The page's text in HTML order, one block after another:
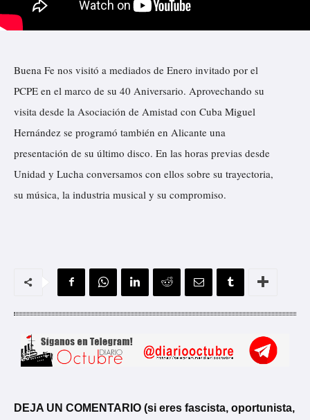
Buena Fe nos visitó a mediados de Enero invitado por el
PCPE en el marco de su 40 Aniversario. Aprovechando su
visita desde la Asociación de Amistad con Cuba Miguel
Hernández se programó también en Alicante una
presentación de su último disco. En las horas previas desde
Unidad y Lucha conversamos con ellos sobre su trayectoria,
su música, la industria musical y su compromiso.
DEJA UN COMENTARIO (si eres fascista, oportunista,